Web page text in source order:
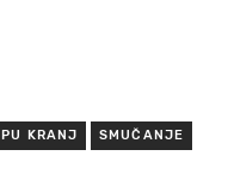
PU KRANJ SMUČANJE